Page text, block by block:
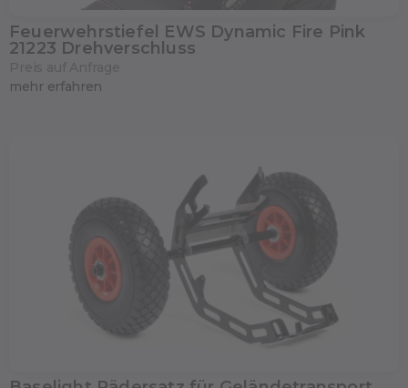
Feuerwehrstiefel EWS Dynamic Fire Pink
21223 Drehverschluss
mehr erfahren